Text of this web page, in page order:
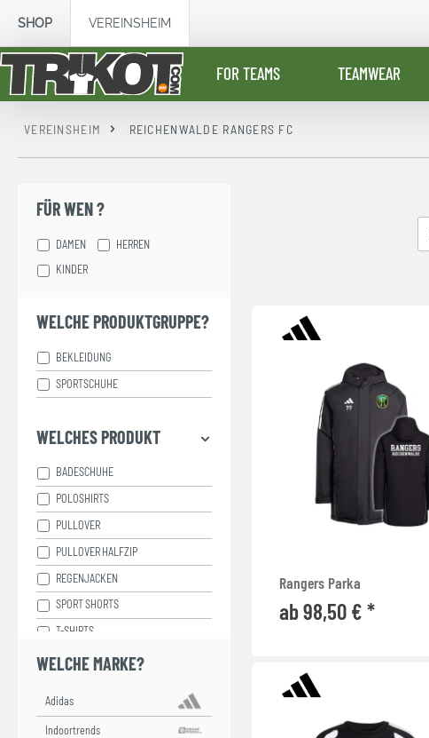
Zur Hauptnavigation springen
SHOP VEREINSHEIM
FOR TEAMS TEAMWEAR
VEREINSHEIM REICHENWALDE RANGERS FC
FÜR WEN ?
DAMEN HERREN
KINDER
WELCHE PRODUKTGRUPPE?
BEKLEIDUNG
SPORTSCHUHE
WELCHES PRODUKT
BADESCHUHE
POLOSHIRTS
PULLOVER
PULLOVER HALFZIP
REGENJACKEN
SPORT SHORTS
T-SHIRTS
TRAININGSHOSEN
WELCHE MARKE?
Rangers Parka
ab 98,50 € *